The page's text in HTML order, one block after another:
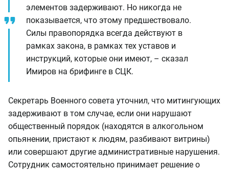
элементов задерживают. Но никогда не
показывается, что этому предшествовало.
Силы правопорядка всегда действуют в
рамках закона, в рамках тех уставов и
инструкций, которые они имеют, – сказал
Имиров на брифинге в СЦК.
Секретарь Военного совета уточнил, что митингующих
задерживают в том случае, если они нарушают
общественный порядок (находятся в алкогольном
опьянении, пристают к людям, разбивают витрины)
или совершают другие административные нарушения.
Сотрудник самостоятельно принимает решение о